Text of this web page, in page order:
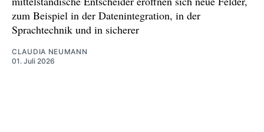
zum Beispiel in der Datenintegration, in der
Sprachtechnik und in sicherer
CLAUDIA NEUMANN
01. Juli 2026